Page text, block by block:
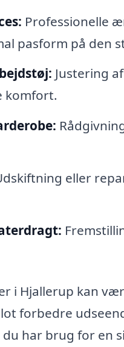
Professionelle
pasform på den
Justering
komfort.
eller
i Hjallerup kan
forbedre
har brug for en